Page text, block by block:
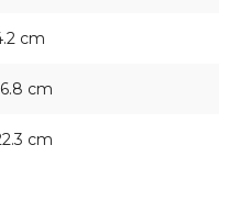
cm
cm
cm